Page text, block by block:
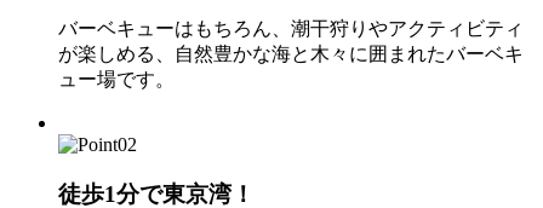
バーベキューはもちろん、潮干狩りやアクティビティ
が楽しめる、自然豊かな海と木々に囲まれたバーベキ
ュー場です。
徒歩1分で東京湾！